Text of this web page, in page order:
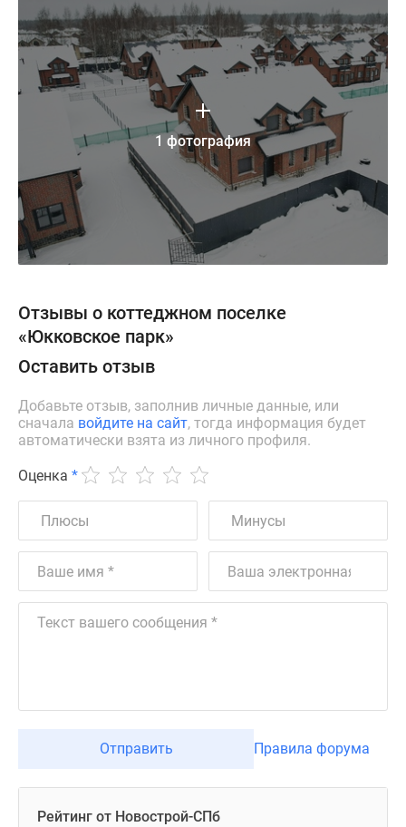
1 фотография
Отзывы о коттеджном поселке
«Юкковское парк»
Оставить отзыв
Добавьте отзыв, заполнив личные данные, или
сначала войдите на сайт, тогда информация будет
автоматически взята из личного профиля.
Оценка *
Отправить Правила форума
Рейтинг от Новострой-СПб